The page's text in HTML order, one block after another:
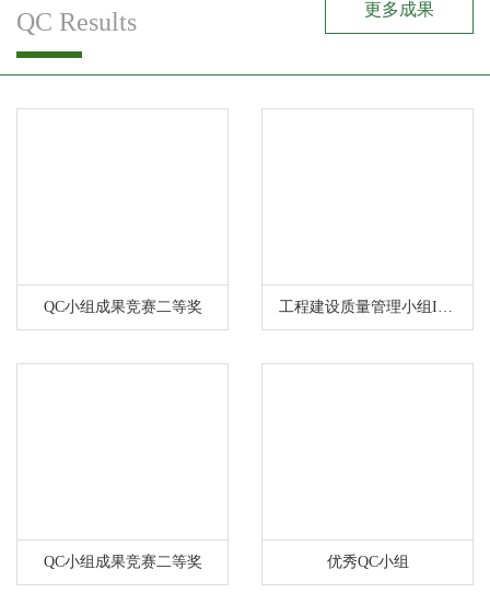
QC Results 更多成果
QC小组成果竞赛二等奖
QC小组成果竞赛二等奖 优秀QC小组